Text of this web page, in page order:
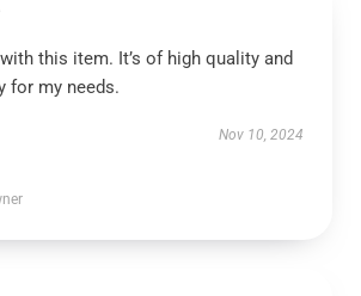
with this item. It’s of high quality and
for my needs.
Nov 10, 2024